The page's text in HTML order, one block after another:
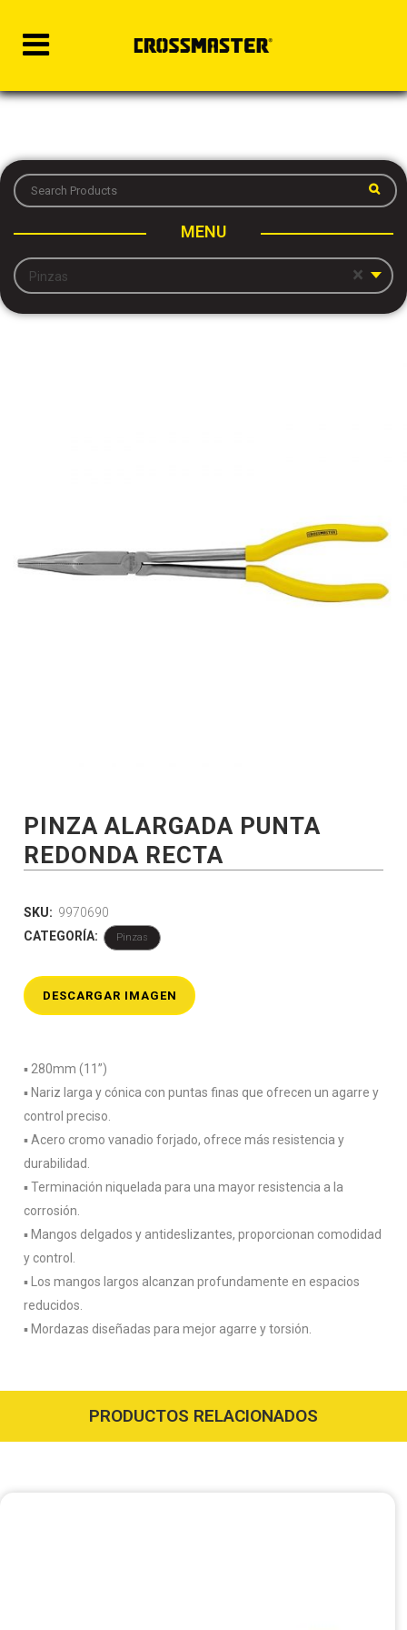
MENU
×
Pinzas
PINZA ALARGADA PUNTA
REDONDA RECTA
SKU: 9970690
CATEGORÍA:
Pinzas
DESCARGAR IMAGEN
▪️ 280mm (11”)
▪️ Nariz larga y cónica con puntas finas que ofrecen un agarre y
control preciso.
▪️ Acero cromo vanadio forjado, ofrece más resistencia y
durabilidad.
▪️ Terminación niquelada para una mayor resistencia a la
corrosión.
▪️ Mangos delgados y antideslizantes, proporcionan comodidad
y control.
▪️ Los mangos largos alcanzan profundamente en espacios
reducidos.
▪️ Mordazas diseñadas para mejor agarre y torsión.
PRODUCTOS RELACIONADOS